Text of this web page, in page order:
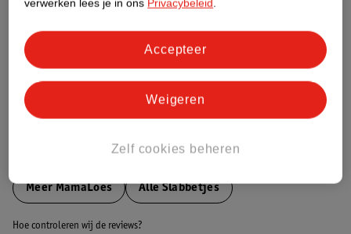
Meer informatie
Bestel & Bezorginformatie
MeerMamaLoes Alle Slabbetjes
Hoe controleren wij de reviews?
verwerken lees je in ons Privacybeleid.
Zelf cookies beheren
Weigeren
Accepteer